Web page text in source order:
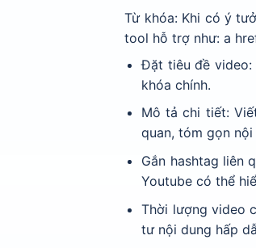
Từ khóa: Khi có ý
tool hỗ trợ như: a
Đặt tiêu đề video:
khóa chính.
Mô tả chi tiết:
quan, tóm gọn
Gắn hashtag liên
Youtube có thể
Thời lượng video
tư nội dung hấp